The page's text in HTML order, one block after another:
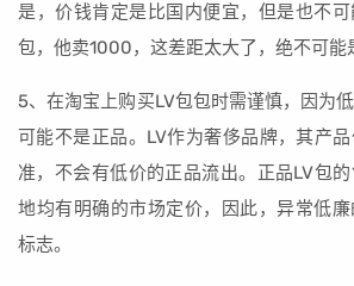
是，价钱肯定是比国内便宜，但是也不
包，他卖1000，这差距太大了，绝不可能
5、在淘宝上购买LV包包时需谨慎，因为
可能不是正品。LV作为奢侈品牌，其产
准，不会有低价的正品流出。正品LV包
地均有明确的市场定价，因此，异常低
标志。